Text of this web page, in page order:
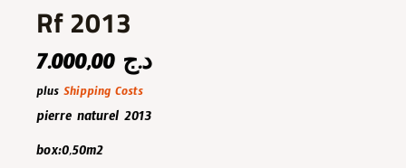
Rf 2013
د.ج 7.000,00
plus Shipping Costs
pierre naturel 2013
box:0,50m2